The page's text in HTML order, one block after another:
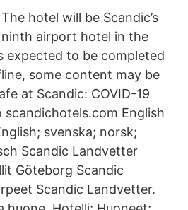
The hotel will be Scandic’s
ninth airport hotel in the
expected to be completed
some content may be
at Scandic: COVID-19
English
svenska; norsk;
Scandic Landvetter
Göteborg Scandic
Scandic Landvetter.